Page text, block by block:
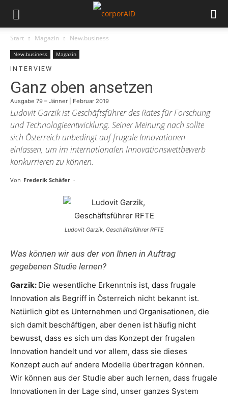
Start Magazin New.business
New.business Magazin
INTERVIEW
Ganz oben ansetzen
Ausgabe 79 – Jänner | Februar 2019
Ludovit Garzik ist Geschäftsführer des Rates für Forschung
und Technologieentwicklung. Seiner Meinung nach sollte
sich Österreich unbedingt auf frugale Innovationen
einlassen, um im internationalen Innovationswettbewerb
konkurrieren zu können.
Von Frederik Schäfer -
Ludovit Garzik, Geschäftsführer RFTE
Was können wir aus der von Ihnen in Auftrag
gegebenen Studie lernen?
Garzik: Die wesentliche Erkenntnis ist, dass frugale
Innovation als Begriff in Österreich nicht bekannt ist.
Natürlich gibt es Unternehmen und Organisationen, die
sich damit beschäftigen, aber denen ist häufig nicht
bewusst, dass es sich um das Konzept der frugalen
Innovation handelt und vor allem, dass sie dieses
Konzept auch auf andere Modelle übertragen können.
Wir können aus der Studie aber auch lernen, dass frugale
Innovationen in der Lage sind, unser ganzes System